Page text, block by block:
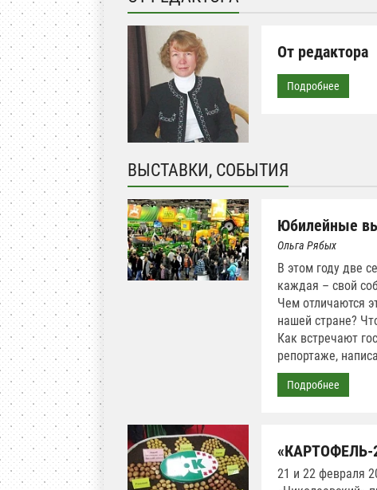
От редактора
Подробнее
ВЫСТАВКИ, СОБЫТИЯ
Юбилейные
Ольга Рябых
В этом году две
каждая – свой
Чем отличаются
нашей стране?
Как встречают
репортаже,
Подробнее
«КАРТОФЕЛЬ-
21 и 22 февраля